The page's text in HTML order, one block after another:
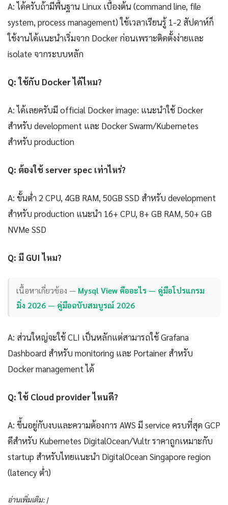
A: ได้ครับถ้ามีพื้นฐาน Linux เบื้องต้น (command line, file
system, process management) ใช้เวลาเรียนรู้ 1-2 สัปดาห์ก็
ใช้งานได้แนะนำเริ่มจาก Docker ก่อนเพราะติดตั้งง่ายและ
isolate จากระบบหลัก
Q: ใช้กับ Docker ได้ไหม?
A: ได้เลยครับมี official Docker image: แนะนำใช้ Docker
สำหรับ development และ Docker Swarm/Kubernetes
สำหรับ production
Q: ต้องใช้ server spec เท่าไหร่?
A: ขั้นต่ำ 2 CPU, 4GB RAM, 50GB SSD สำหรับ development
สำหรับ production แนะนำ 16+ CPU, 8+ GB RAM, 50+ GB
NVMe SSD
Q: มี GUI ไหม?
เนื้อหาเกี่ยวข้อง — Mysql View คืออะไร — คู่มือโปรแกรม
มิ่ง 2026 — คู่มือฉบับสมบูรณ์ 2026
A: ส่วนใหญ่จะใช้ CLI เป็นหลักแต่สามารถใช้ Grafana
Dashboard สำหรับ monitoring และ Portainer สำหรับ
Docker management ได้
Q: ใช้ Cloud provider ไหนดี?
A: ขึ้นอยู่กับงบและความต้องการ AWS มี service ครบที่สุด GCP
ดีสำหรับ Kubernetes DigitalOcean/Vultr ราคาถูกเหมาะกับ
startup สำหรับไทยแนะนำ DigitalOcean Singapore region
(latency ต่ำ)
อ่านเพิ่มเติม: |